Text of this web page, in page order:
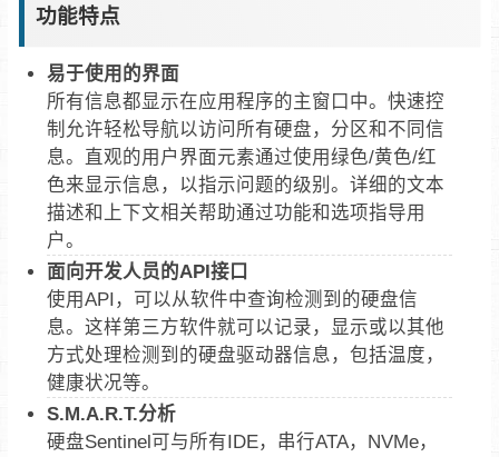
功能特点
易于使用的界面
所有信息都显示在应用程序的主窗口中。快速控
制允许轻松导航以访问所有硬盘，分区和不同信
息。直观的用户界面元素通过使用绿色/黄色/红
色来显示信息，以指示问题的级别。详细的文本
描述和上下文相关帮助通过功能和选项指导用
户。
面向开发人员的API接口
使用API，可以从软件中查询检测到的硬盘信
息。这样第三方软件就可以记录，显示或以其他
方式处理检测到的硬盘驱动器信息，包括温度，
健康状况等。
S.M.A.R.T.分析
硬盘Sentinel可与所有IDE，串行ATA，NVMe，